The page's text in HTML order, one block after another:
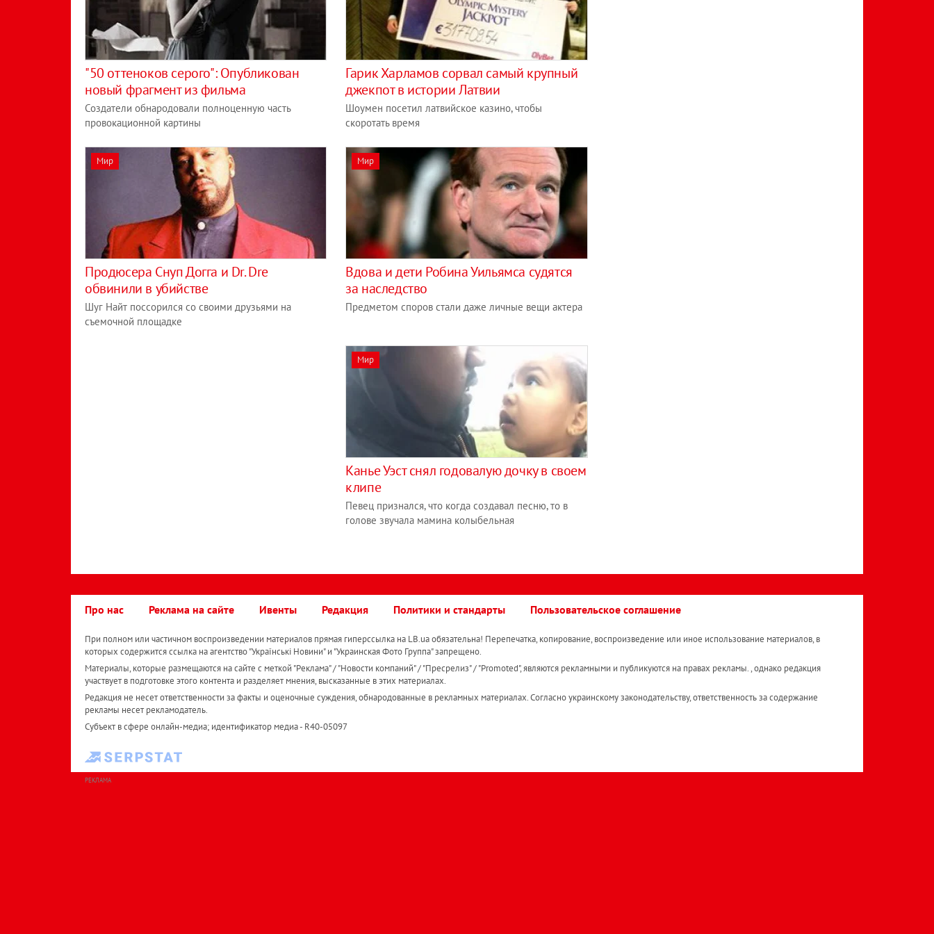
"50 оттеноков серого": Опубликован
новый фрагмент из фильма
Создатели обнародовали полноценную часть
провокационной картины
Гарик Харламов сорвал самый крупный
джекпот в истории Латвии
Шоумен посетил латвийское казино, чтобы
скоротать время
Мир
Продюсера Снуп Догга и Dr. Dre
обвинили в убийстве
Шуг Найт поссорился со своими друзьями на
съемочной площадке
Мир
Вдова и дети Робина Уильямса судятся
за наследство
Предметом споров стали даже личные вещи актера
Мир
Канье Уэст снял годовалую дочку в своем
клипе
Певец признался, что когда создавал песню, то в
голове звучала мамина колыбельная
Про нас Реклама на сайте Ивенты Редакция Политики и стандарты Пользовательское соглашение
При полном или частичном воспроизведении материалов прямая гиперссылка на LB.ua обязательна! Перепечатка, копирование, воспроизведение или иное использование материалов, в
которых содержится ссылка на агентство "Українськi Новини" и "Украинская Фото Группа" запрещено.
Материалы, которые размещаются на сайте с меткой "Реклама" / "Новости компаний" / "Пресрелиз" / "Promoted", являются рекламными и публикуются на правах рекламы. , однако редакция
участвует в подготовке этого контента и разделяет мнения, высказанные в этих материалах.
Редакция не несет ответственности за факты и оценочные суждения, обнародованные в рекламных материалах. Согласно украинскому законодательству, ответственность за содержание
рекламы несет рекламодатель.
Субъект в сфере онлайн-медиа; идентификатор медиа - R40-05097
РЕКЛАМА